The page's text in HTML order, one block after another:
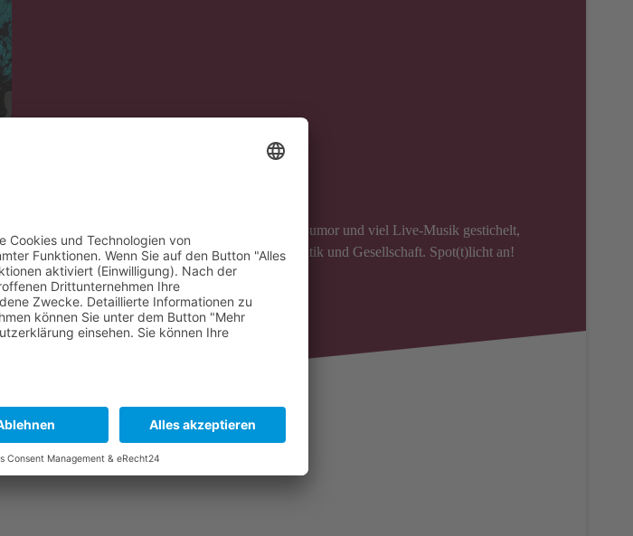
der DISTEL im Herzen Berlins wird mit spitzem Humor und viel Live-Musik gestichelt,
der Republik dem alltäglichen Irrsinn in Politik und Gesellschaft. Spot(t)licht an!